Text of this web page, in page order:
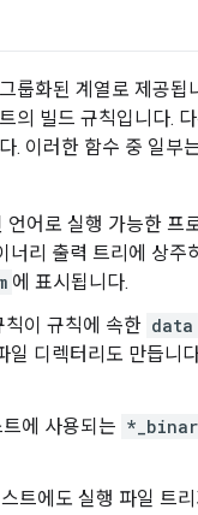
룹화된 계열로 제공됩
의 빌드 규칙입니다.
. 이러한 함수 중 일부
언어로 실행 가능한 프
너리 출력 트리에 상주
에 표시됩니다.
이 규칙에 속한 data
일 디렉터리도 만듭니
에 사용되는
트에도 실행 파일 트